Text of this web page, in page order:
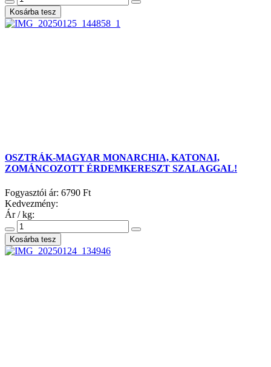
OSZTRÁK-MAGYAR MONARCHIA, KATONAI,
ZOMÁNCOZOTT ÉRDEMKERESZT SZALAGGAL!
Fogyasztói ár: 6790 Ft
Kedvezmény:
Ár / kg: